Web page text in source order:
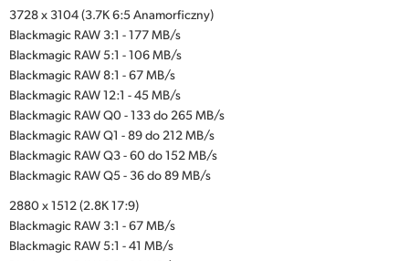
3728 x 3104 (3.7K 6:5 Anamorficzny)
Blackmagic RAW 3:1 - 177 MB/s
Blackmagic RAW 5:1 - 106 MB/s
Blackmagic RAW 8:1 - 67 MB/s
Blackmagic RAW 12:1 - 45 MB/s
Blackmagic RAW Q0 - 133 do 265 MB/s
Blackmagic RAW Q1 - 89 do 212 MB/s
Blackmagic RAW Q3 - 60 do 152 MB/s
Blackmagic RAW Q5 - 36 do 89 MB/s
2880 x 1512 (2.8K 17:9)
Blackmagic RAW 3:1 - 67 MB/s
Blackmagic RAW 5:1 - 41 MB/s